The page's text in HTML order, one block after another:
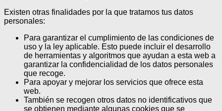
Existen otras finalidades por la que tratamos tus datos
personales:
Para garantizar el cumplimiento de las condiciones de
uso y la ley aplicable. Esto puede incluir el desarrollo
de herramientas y algoritmos que ayudan a esta web a
garantizar la confidencialidad de los datos personales
que recoge.
Para apoyar y mejorar los servicios que ofrece esta
web.
También se recogen otros datos no identificativos que
se obtienen mediante algunas cookies que se